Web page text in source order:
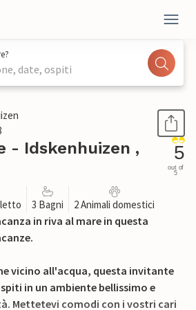
date, ospiti
- Idskenhuizen ,
5
out of
5
letto 3 Bagni 2 Animali domestici
in riva al mare in questa
vicino all'acqua, questa invitante
in un ambiente bellissimo e
Mettetevi comodi con i vostri cari